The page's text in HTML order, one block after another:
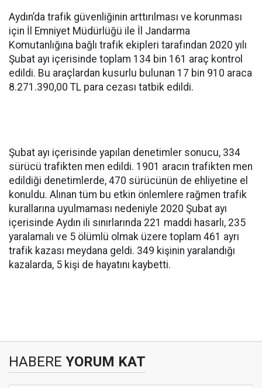
Aydın’da trafik güvenliğinin arttırılması ve korunması
için İl Emniyet Müdürlüğü ile İl Jandarma
Komutanlığına bağlı trafik ekipleri tarafından 2020 yılı
Şubat ayı içerisinde toplam 134 bin 161 araç kontrol
edildi. Bu araçlardan kusurlu bulunan 17 bin 910 araca
8.271.390,00 TL para cezası tatbik edildi.
Şubat ayı içerisinde yapılan denetimler sonucu, 334
sürücü trafikten men edildi. 1901 aracın trafikten men
edildiği denetimlerde, 470 sürücünün de ehliyetine el
konuldu. Alınan tüm bu etkin önlemlere rağmen trafik
kurallarına uyulmaması nedeniyle 2020 Şubat ayı
içerisinde Aydın ili sınırlarında 221 maddi hasarlı, 235
yaralamalı ve 5 ölümlü olmak üzere toplam 461 ayrı
trafik kazası meydana geldi. 349 kişinin yaralandığı
kazalarda, 5 kişi de hayatını kaybetti.
HABERE YORUM KAT